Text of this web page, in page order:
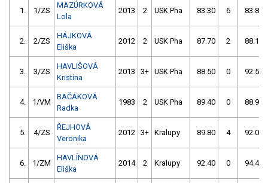
1. 1/ZS
MAZÚRKOVÁ
Lola
2013 2 USK Pha 83.30 6 83.80
2. 2/ZS
HÁJKOVÁ
Eliška
2012 2 USK Pha 87.70 2 88.10
3. 3/ZS
HAVLIŠOVÁ
Kristína
2013 3+ USK Pha 88.50 0 92.50
4. 1/VM
BAČÁKOVÁ
Radka
1983 2 USK Pha 89.40 0 88.90
5. 4/ZS
ŘEJHOVÁ
Veronika
2012 3+ Kralupy 89.80 4 92.00
6. 1/ZM
HAVLÍNOVÁ
Eliška
2014 2 Kralupy 92.40 0 94.40